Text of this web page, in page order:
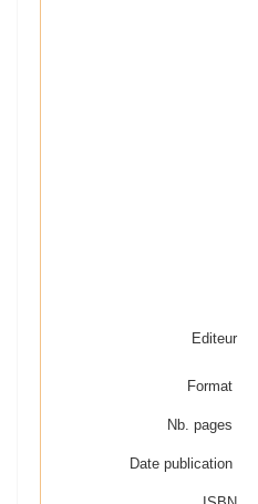
Editeur
Format
Nb. pages
Date publication